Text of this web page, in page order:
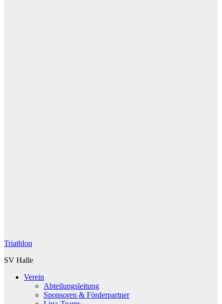
Triathlon
SV Halle
Verein
Abteilungsleitung
Sponsoren & Förderpartner